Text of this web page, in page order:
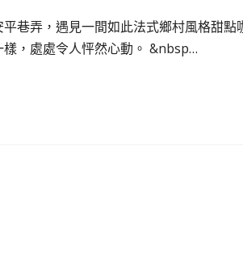
巷弄，遇見一間如此法式鄉村風格甜
，處處令人怦然心動。 &nbsp…